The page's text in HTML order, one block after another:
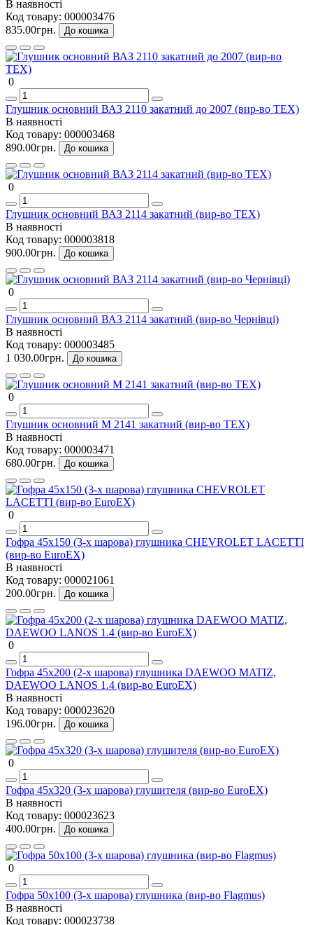
В наявності
Код товару: 000003476
835.00грн.
До кошика
0
Глушник основний ВАЗ 2110 закатний до 2007 (вир-во ТЕХ)
В наявності
Код товару: 000003468
890.00грн.
До кошика
0
Глушник основний ВАЗ 2114 закатний (вир-во ТЕХ)
В наявності
Код товару: 000003818
900.00грн.
До кошика
0
Глушник основний ВАЗ 2114 закатний (вир-во Чернівці)
В наявності
Код товару: 000003485
1 030.00грн.
До кошика
0
Глушник основний М 2141 закатний (вир-во ТЕХ)
В наявності
Код товару: 000003471
680.00грн.
До кошика
0
Гофра 45х150 (3-х шарова) глушника CHEVROLET LACETTI
(вир-во EuroEX)
В наявності
Код товару: 000021061
200.00грн.
До кошика
0
Гофра 45х200 (2-х шарова) глушника DAEWOO MATIZ,
DAEWOO LANOS 1.4 (вир-во EuroEX)
В наявності
Код товару: 000023620
196.00грн.
До кошика
0
Гофра 45х320 (3-х шарова) глушителя (вир-во EuroEX)
В наявності
Код товару: 000023623
400.00грн.
До кошика
0
Гофра 50х100 (3-х шарова) глушника (вир-во Flagmus)
В наявності
Код товару: 000023738